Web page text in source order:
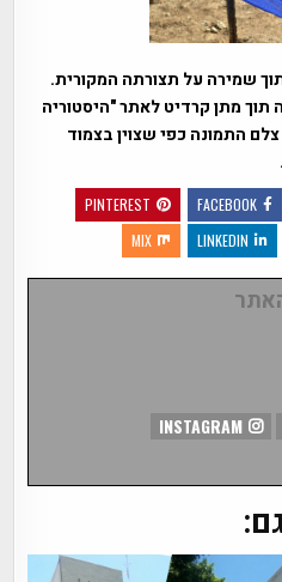
שמירה על תצורתה המקורית.
תוך מתן קרדיט לאתר "היסטוריה
התמונה כפי שצוין בצמוד
FACEBOOK
PINTEREST
LINKEDIN
MIX
INSTAGRAM